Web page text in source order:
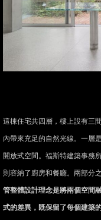
這棟住宅共四層，樓上設有三
內帶來充足的自然光線。一層
開放式空間。福斯特建築事務
則容納了廚房和餐廳。兩部分
管整體設計理念是將兩個空間
式的差異，既保留了每個建築